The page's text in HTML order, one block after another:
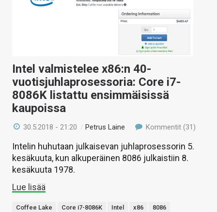
Intel valmistelee x86:n 40-
vuotisjuhlaprosessoria: Core i7-
8086K listattu ensimmäisissä
kaupoissa
30.5.2018 - 21:20 / Petrus Laine Kommentit (31)
Intelin huhutaan julkaisevan juhlaprosessorin 5.
kesäkuuta, kun alkuperäinen 8086 julkaistiin 8.
kesäkuuta 1978.
Lue lisää
Coffee Lake Core i7-8086K Intel x86 8086